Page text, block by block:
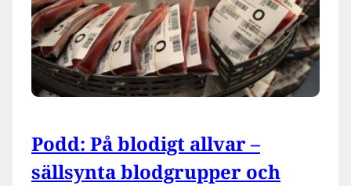
Podd: På blodigt allvar –
sällsynta blodgrupper och